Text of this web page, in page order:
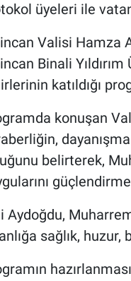
üyeleri ile
Valisi Hamza
Binali
katıldığı
konuşan
belirterek,
Aydoğdu,
sağlık,